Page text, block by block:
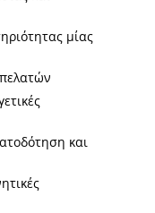
μίας
και